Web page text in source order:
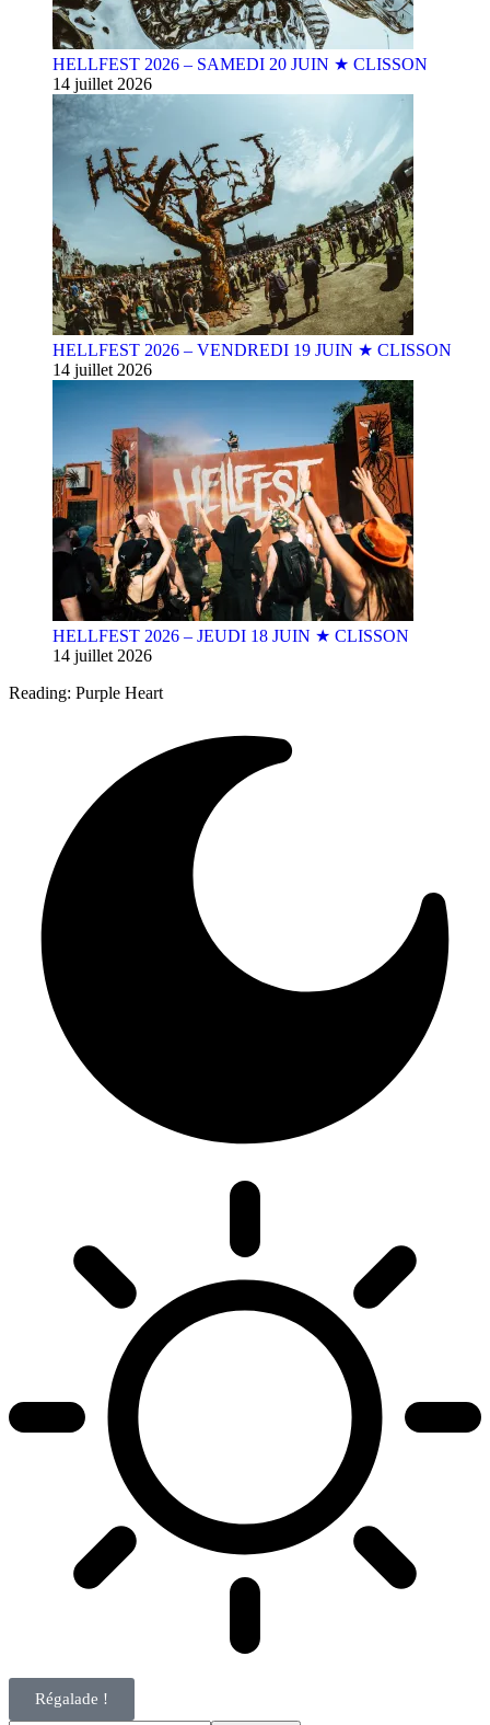
HELLFEST 2026 – SAMEDI 20 JUIN ★ CLISSON
14 juillet 2026
HELLFEST 2026 – VENDREDI 19 JUIN ★ CLISSON
14 juillet 2026
HELLFEST 2026 – JEUDI 18 JUIN ★ CLISSON
14 juillet 2026
Reading: Purple Heart
Régalade !